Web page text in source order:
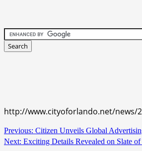
http://www.cityoforlando.net/news/
Continue
Reading
Previous: Citizen Unveils Global
Next: Exciting Details Revealed on Slate